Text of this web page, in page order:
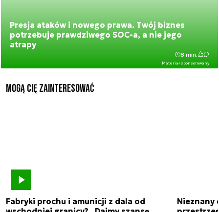
Presja ataków i nowego prawa. Twój biznes
potrzebuje prawdziwego SOC-a, a nie jego
atrapy
Materiał sponsorowany
8 min.
Mogą Cię zainteresować
Fabryki prochu i amunicji z dala od
Nieznany